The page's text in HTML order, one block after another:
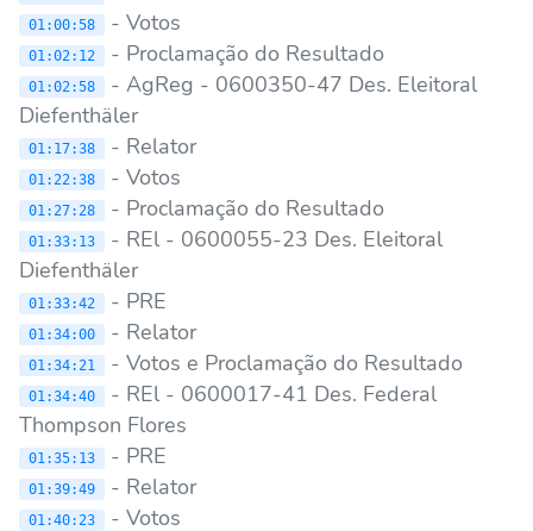
01:00:58 - Votos
01:02:12 - Proclamação do Resultado
01:02:58
- AgReg - 0600350-47 Des. Eleitoral
Diefenthäler
01:17:38 - Relator
01:22:38 - Votos
01:27:28 - Proclamação do Resultado
01:33:13
- REl - 0600055-23 Des. Eleitoral
Diefenthäler
01:33:42 - PRE
01:34:00 - Relator
01:34:21 - Votos e Proclamação do Resultado
01:34:40
- REl - 0600017-41 Des. Federal
Thompson Flores
01:35:13 - PRE
01:39:49 - Relator
01:40:23 - Votos